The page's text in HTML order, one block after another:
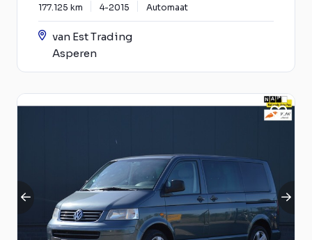
177.125 km 4-2015 Automaat
van Est Trading
Asperen